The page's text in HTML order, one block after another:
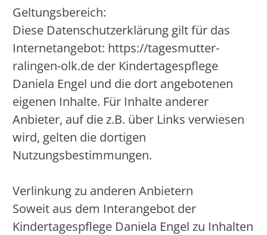
Geltungsbereich:
Diese Datenschutzerklärung gilt für das
Internetangebot: https://tagesmutter-
ralingen-olk.de der Kindertagespflege
Daniela Engel und die dort angebotenen
eigenen Inhalte. Für Inhalte anderer
Anbieter, auf die z.B. über Links verwiesen
wird, gelten die dortigen
Nutzungsbestimmungen.
Verlinkung zu anderen Anbietern
Soweit aus dem Interangebot der
Kindertagespflege Daniela Engel zu Inhalten